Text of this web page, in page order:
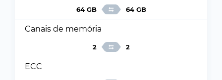
64 GB 64 GB
Canais de memória
2 2
ECC